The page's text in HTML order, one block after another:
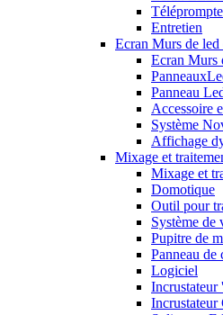
Entretien
Ecran Murs de
Ecran Murs
Panneau
Accessoire
Système
Affichage
Mixage et
Mixage et
Domotique
Outil pour
Système de
Pupitre de
Panneau
Logiciel
Incrustateur
Incrustateur